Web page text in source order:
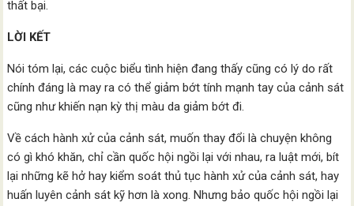
thất bại.
LỜI KẾT
Nói tóm lại, các cuộc biểu tình hiện đang thấy cũng có lý do rất
chính đáng là may ra có thể giảm bớt tính mạnh tay của cảnh sát
cũng như khiến nạn kỳ thị màu da giảm bớt đi.
Về cách hành xử của cảnh sát, muốn thay đổi là chuyện không
có gì khó khăn, chỉ cần quốc hội ngồi lại với nhau, ra luật mới, bít
lại những kẽ hở hay kiểm soát thủ tục hành xử của cảnh sát, hay
huấn luyên cảnh sát kỹ hơn là xong. Nhưng bảo quốc hội ngồi lại